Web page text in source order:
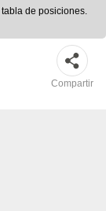
de posiciones.
Compartir